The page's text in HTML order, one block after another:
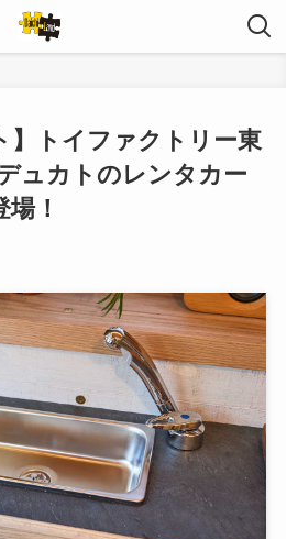
】トイファクトリー東
ュカトのレンタカー
！